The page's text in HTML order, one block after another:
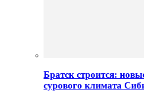
Братск строится:
сурового климата